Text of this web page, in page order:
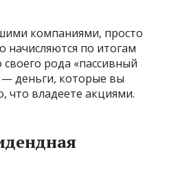
компаниями, просто
по итогам
рода «пассивный
деньги, которые вы
что владеете акциями.